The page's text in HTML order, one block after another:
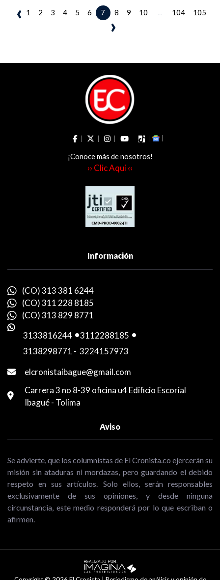
‹ 1 2 3 4 5 6 7 8 9 10 104 105
›
¡Conoce más de nosotros!
›› Clic Aquí ‹‹
Información
(CO) 313 381 6244
(CO) 311 228 8185
(CO) 313 829 8771
3133816244 -3112288185 -
3138298771 - 3224157973
elcronistaibague@gmail.com
Carrera 3 no 8-39 oficina u4 Edificio Escorial
Ibagué - Tolima
Aviso
Se advierte, que los columnistas de El Cronista.co ejercerán su
misión sin ataduras ni mordazas, pero guardando el debido
respeto en sus artículos. Solo ellos, serán responsables
exclusivamente de sus opiniones, y desde ninguna
circunstancia, este medio responderá por lo que escriban o
afirmen.